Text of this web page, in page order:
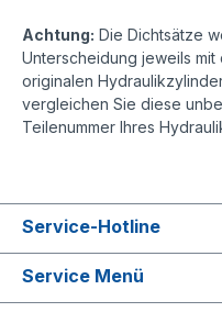
Achtung: Die Dichtsätze
Unterscheidung jeweils
originalen
vergleichen Sie diese
Teilenummer Ihres
Service-Hotline
Service Menü